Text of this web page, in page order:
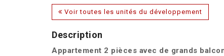
Voir toutes les unités du développement
Description
Appartement 2 pièces avec de grands